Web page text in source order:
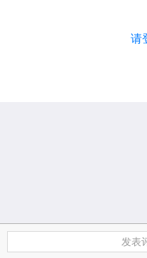
请
发表